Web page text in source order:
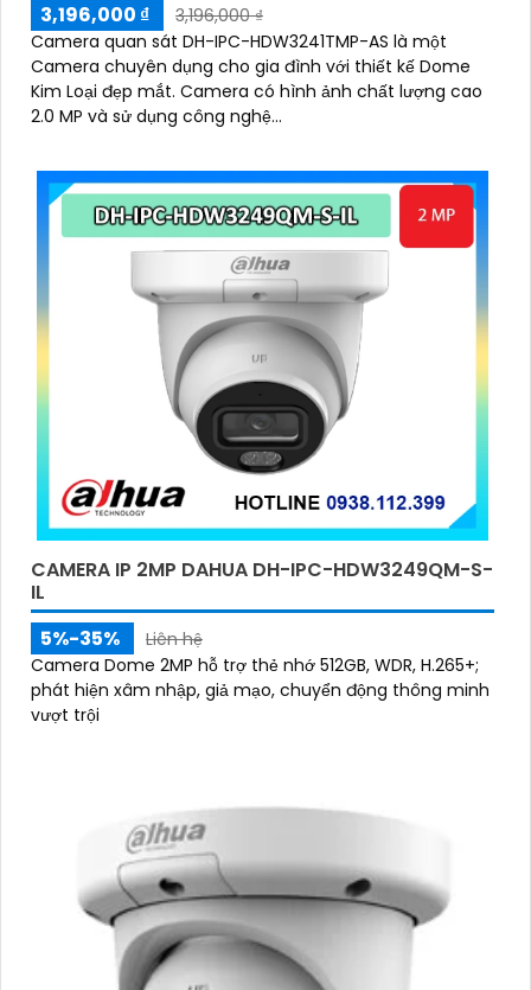
3,196,000 ₫
3,196,000 ₫
Camera quan sát DH-IPC-HDW3241TMP-AS là một
Camera chuyên dụng cho gia đình với thiết kế Dome
Kim Loại đẹp mắt. Camera có hình ảnh chất lượng cao
2.0 MP và sử dụng công nghệ...
CAMERA IP 2MP DAHUA DH-IPC-HDW3249QM-S-
IL
5%-35%
Liên hệ
Camera Dome 2MP hỗ trợ thẻ nhớ 512GB, WDR, H.265+;
phát hiện xâm nhập, giả mạo, chuyển động thông minh
vượt trội